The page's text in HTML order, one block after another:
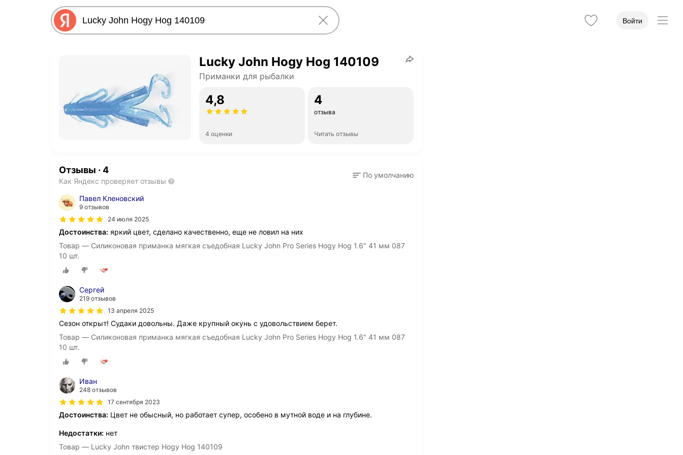
Войти
Lucky John Hogy Hog 140109
Приманки для рыбалки
4,8
4 оценки
4
отзыва
Читать отзывы
Отзывы · 4
Как Яндекс проверяет отзывы
По умолчанию
Павел Кленовский
9 отзывов
24 июля 2025
Достоинства: яркий цвет, сделано качественно, еще не ловил на них
Товар — Силиконовая приманка мягкая съедобная Lucky John Pro Series Hogy Hog 1.6" 41 мм 087
10 шт.
Сергей
219 отзывов
13 апреля 2025
Сезон открыт! Судаки довольны. Даже крупный окунь с удовольствием берет.
Товар — Силиконовая приманка мягкая съедобная Lucky John Pro Series Hogy Hog 1.6" 41 мм 087
10 шт.
Иван
248 отзывов
17 сентября 2023
Достоинства: Цвет не обысный, но работает супер, особено в мутной воде и на глубине.
Недостатки: нет
Товар — Lucky John твистер Hogy Hog 140109